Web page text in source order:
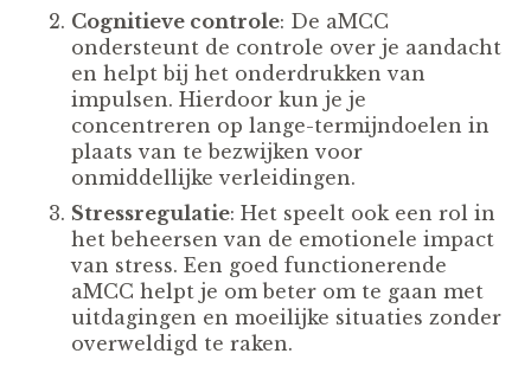
Cognitieve controle: De aMCC
ondersteunt de controle over je aandacht
en helpt bij het onderdrukken van
impulsen. Hierdoor kun je je
concentreren op lange-termijndoelen in
plaats van te bezwijken voor
onmiddellijke verleidingen.
Stressregulatie: Het speelt ook een rol in
het beheersen van de emotionele impact
van stress. Een goed functionerende
aMCC helpt je om beter om te gaan met
uitdagingen en moeilijke situaties zonder
overweldigd te raken.